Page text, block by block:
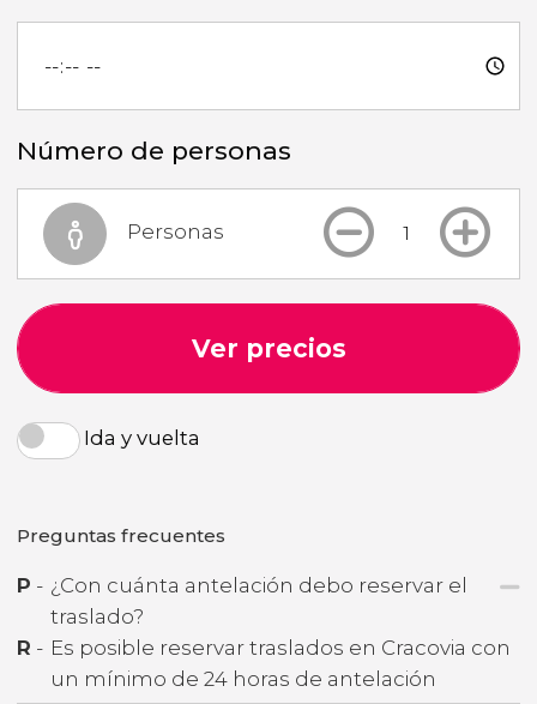
Número de personas
Personas
Ver precios
Ida y vuelta
Preguntas frecuentes
P - ¿Con cuánta antelación debo reservar el
traslado?
R - Es posible reservar traslados en Cracovia con
un mínimo de 24 horas de antelación